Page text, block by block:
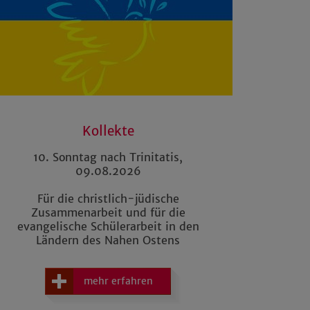
Kollekte
10. Sonntag nach Trinitatis,
09.08.2026
Für die christlich-jüdische
Zusammenarbeit und für die
evangelische Schülerarbeit in den
Ländern des Nahen Ostens
mehr erfahren